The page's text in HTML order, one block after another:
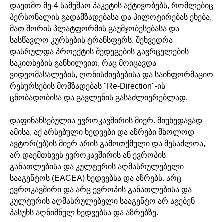
დაეთმო მე-4 სამუშაო პაკეტის აქტივობებს, რომლებიც
პერსონალის გადამზადებასა და პილოტირებას ეხება,
მათ შორის პლატფორმის გაუმჯობესებასა და
სასწავლო კურსების ტრანსფერს. შეხვედრა
დასრულდა პროექტის შედეგების გავრცელების
საკითხების განხილვით, რაც მოიცავდა
ვიდეომასალების, ღონისძიებებისა და საინფორმაციო
რესურსების მომზადებას "Re-Direction"-ის
ცნობადობისა და გავლენის გასაძლიერებლად.
დაფინანსებულია ევროკავშირის მიერ. მიუხედავად
ამისა, აქ არსებული ხედვები და აზრები მხოლოდ
ავტორ(ებ)ის მიერ არის გამოთქმული და შესაძლოა,
არ დაემთხვეს ევროკავშირის ან ევროპის
განათლებისა და კულტურის აღმასრულებელი
სააგენტოს (EACEA) ხედვებსა და აზრებს. არც
ევროკავშირი და არც ევროპის განათლებისა და
კულტურის აღმასრულებელი სააგენტო არ აგებენ
პასუხს აღნიშნულ ხედვებსა და აზრებზე.